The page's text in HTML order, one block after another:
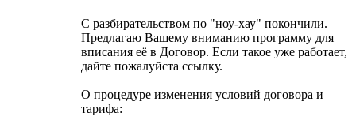
С разбирательством по "ноу-хау" покончили.
Предлагаю Вашему вниманию программу для
вписания её в Договор. Если такое уже работает,
дайте пожалуйста ссылку.
О процедуре изменения условий договора и
тарифа: